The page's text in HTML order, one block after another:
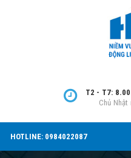
T2 - T7:
Chủ Nhật
HOTLINE: 0984022087